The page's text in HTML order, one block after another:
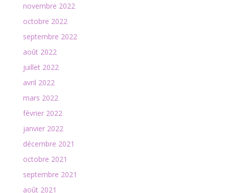
novembre 2022
octobre 2022
septembre 2022
août 2022
juillet 2022
avril 2022
mars 2022
février 2022
janvier 2022
décembre 2021
octobre 2021
septembre 2021
août 2021